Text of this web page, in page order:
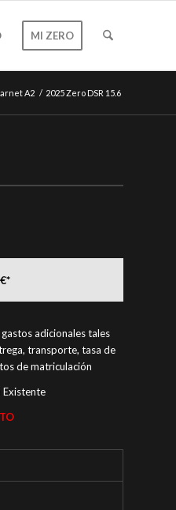
MI ZERO
A2 / 2025 Zero DSR 15.6
adicionales tales
transporte, tasa de
de matriculación